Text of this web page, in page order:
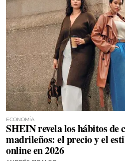
ECONOMÍA
SHEIN revela los hábitos de
madrileños: el precio y el
online en 2026